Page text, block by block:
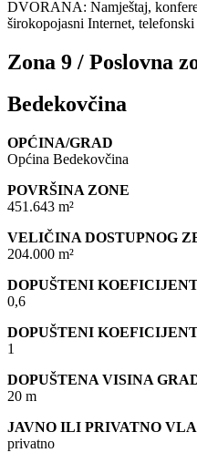
DVORANA: Namještaj,
širokopojasni Internet,
Zona 9 / Poslovna
Bedekovčina
OPĆINA/GRAD
Općina Bedekovčina
POVRŠINA ZONE
451.643 m²
VELIČINA DOSTUPNOG
204.000 m²
DOPUŠTENI
0,6
DOPUŠTENI
1
DOPUŠTENA VISINA
20 m
JAVNO ILI PRIVATNO
privatno